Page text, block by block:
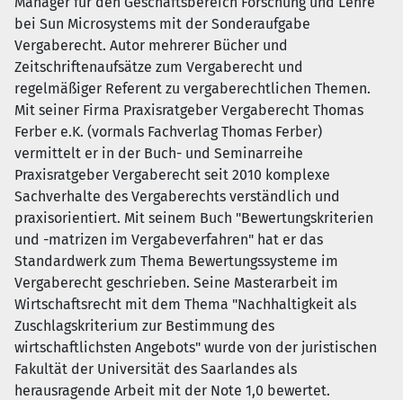
bei Sun Microsystems mit der Sonderaufgabe
Vergaberecht. Autor mehrerer Bücher und
Zeitschriftenaufsätze zum Vergaberecht und
regelmäßiger Referent zu vergaberechtlichen Themen.
Mit seiner Firma Praxisratgeber Vergaberecht Thomas
Ferber e.K. (vormals Fachverlag Thomas Ferber)
vermittelt er in der Buch- und Seminarreihe
Praxisratgeber Vergaberecht seit 2010 komplexe
Sachverhalte des Vergaberechts verständlich und
praxisorientiert. Mit seinem Buch "Bewertungskriterien
und -matrizen im Vergabeverfahren" hat er das
Standardwerk zum Thema Bewertungssysteme im
Vergaberecht geschrieben. Seine Masterarbeit im
Wirtschaftsrecht mit dem Thema "Nachhaltigkeit als
Zuschlagskriterium zur Bestimmung des
wirtschaftlichsten Angebots" wurde von der juristischen
Fakultät der Universität des Saarlandes als
herausragende Arbeit mit der Note 1,0 bewertet.